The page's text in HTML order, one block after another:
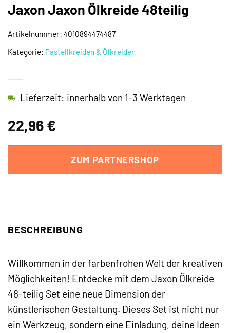
Jaxon Jaxon Ölkreide 48teilig
22,96 €
Lieferzeit: innerhalb von 1-3 Werktagen
ZUM PARTNERSHOP
Artikelnummer: 4010894474487
Kategorie: Pastellkreiden & Ölkreiden
BESCHREIBUNG
Willkommen in der farbenfrohen Welt der kreativen
Möglichkeiten! Entdecke mit dem Jaxon Ölkreide
48-teilig Set eine neue Dimension der
künstlerischen Gestaltung. Dieses Set ist nicht nur
ein Werkzeug, sondern eine Einladung, deine Ideen